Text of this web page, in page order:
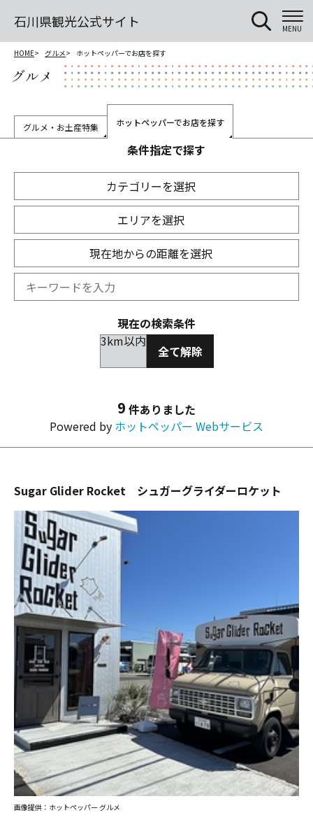
石川県観光公式サイト MENU
HOME グルメ ホットペッパーでお店を探す
グルメ
グルメ・お土産特集 ホットペッパーでお店を探す
条件指定で探す
カテゴリーを選択
エリアを選択
現在地からの距離を選択
現在の検索条件
3km以内
全て解除
9 件ありました
Powered by ホットペッパー Webサービス
Sugar Glider Rocket シュガーグライダーロケット
画像提供：ホットペッパー グルメ